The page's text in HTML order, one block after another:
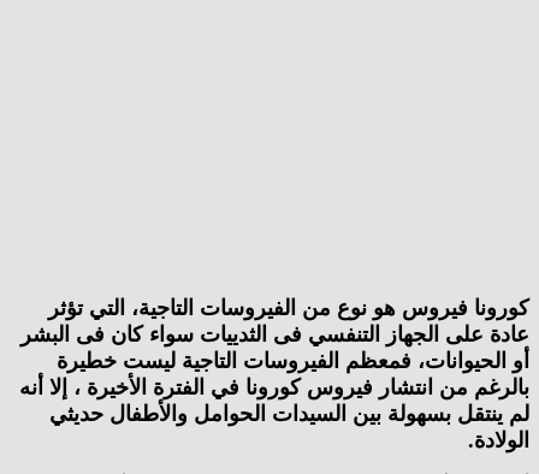
فيروس هو نوع من الفيروسات التاجية، التي تؤثر
على الجهاز التنفسي فى الثدييات سواء كان فى البشر
فمعظم الفيروسات التاجية ليست خطيرة
من انتشار فيروس كورونا في الفترة الأخيرة ، إلا أنه
بسهولة بين السيدات الحوامل والأطفال حديثي